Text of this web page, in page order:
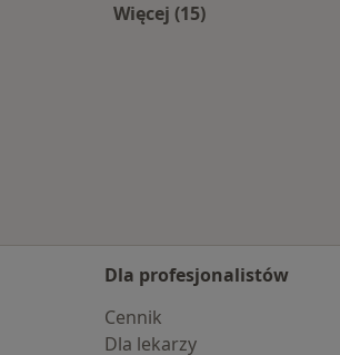
Więcej (15)
Dla profesjonalistów
Cennik
Dla lekarzy